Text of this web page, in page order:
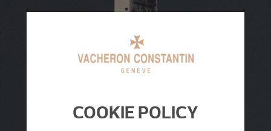
COOKIE POLICY